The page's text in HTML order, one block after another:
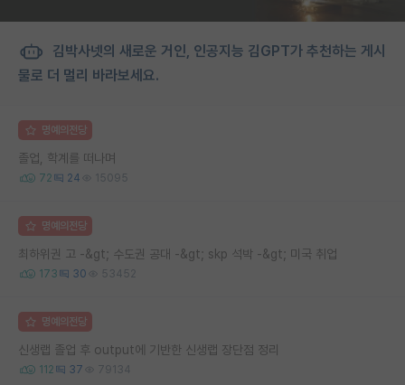
김박사넷의 새로운 거인, 인공지능 김GPT가 추천하는 게시
물로 더 멀리 바라보세요.
명예의전당
졸업, 학계를 떠나며
72 24 15095
명예의전당
최하위권 고 -&gt; 수도권 공대 -&gt; skp 석박 -&gt; 미국 취업
173 30 53452
명예의전당
신생랩 졸업 후 output에 기반한 신생랩 장단점 정리
112 37 79134